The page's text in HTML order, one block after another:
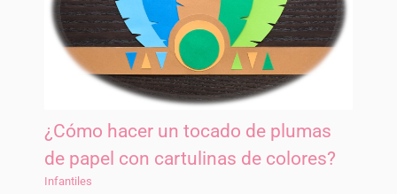
¿Cómo hacer un tocado de plumas
de papel con cartulinas de colores?
Infantiles